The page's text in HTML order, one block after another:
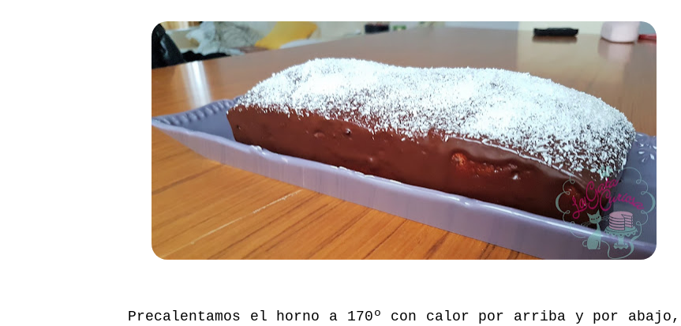
Precalentamos el horno a 170º con calor por arriba y por abajo,